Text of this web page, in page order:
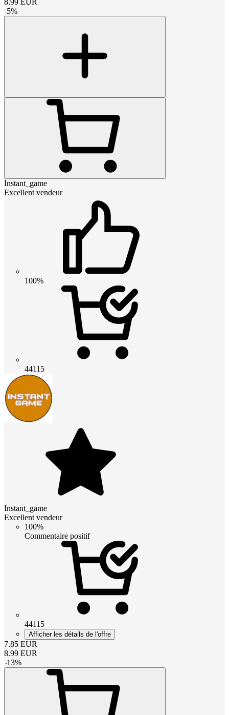
-5%
Instant_game
Excellent vendeur
100%
44115
Instant_game
Excellent vendeur
100%
Commentaire positif
44115
Afficher les détails de l'offre
7.85 EUR
8.99 EUR
-13%